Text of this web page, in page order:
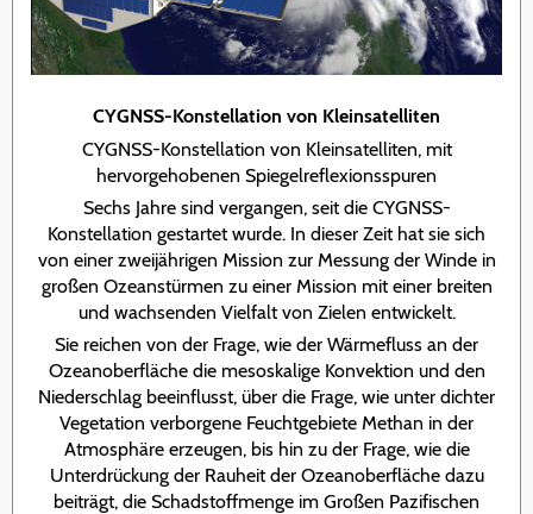
CYGNSS-Konstellation von Kleinsatelliten
CYGNSS-Konstellation von Kleinsatelliten, mit
hervorgehobenen Spiegelreflexionsspuren
Sechs Jahre sind vergangen, seit die CYGNSS-
Konstellation gestartet wurde. In dieser Zeit hat sie sich
von einer zweijährigen Mission zur Messung der Winde in
großen Ozeanstürmen zu einer Mission mit einer breiten
und wachsenden Vielfalt von Zielen entwickelt.
Sie reichen von der Frage, wie der Wärmefluss an der
Ozeanoberfläche die mesoskalige Konvektion und den
Niederschlag beeinflusst, über die Frage, wie unter dichter
Vegetation verborgene Feuchtgebiete Methan in der
Atmosphäre erzeugen, bis hin zu der Frage, wie die
Unterdrückung der Rauheit der Ozeanoberfläche dazu
beiträgt, die Schadstoffmenge im Großen Pazifischen